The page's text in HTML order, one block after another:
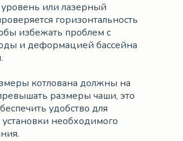
уровень или лазерный
горизонтальность
избежать проблем с
и деформацией бассейна
котлована должны на
размеры чаши, это
удобство для
необходимого